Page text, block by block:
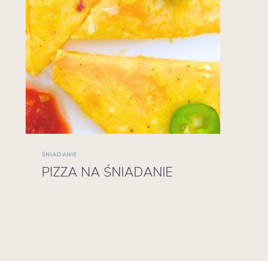
ŚNIADANIE
PIZZA NA ŚNIADANIE